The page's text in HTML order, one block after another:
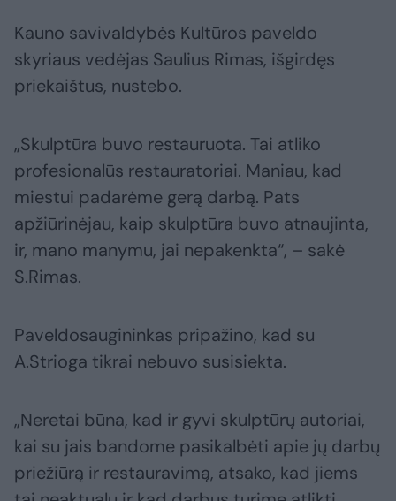
Kauno savivaldybės Kultūros paveldo
skyriaus vedėjas Saulius Rimas, išgirdęs
priekaištus, nustebo.
„Skulptūra buvo restauruota. Tai atliko
profesionalūs restauratoriai. Maniau, kad
miestui padarėme gerą darbą. Pats
apžiūrinėjau, kaip skulptūra buvo atnaujinta,
ir, mano manymu, jai nepakenkta“, – sakė
S.Rimas.
Paveldosaugininkas pripažino, kad su
A.Strioga tikrai nebuvo susisiekta.
„Neretai būna, kad ir gyvi skulptūrų autoriai,
kai su jais bandome pasikalbėti apie jų darbų
priežiūrą ir restauravimą, atsako, kad jiems